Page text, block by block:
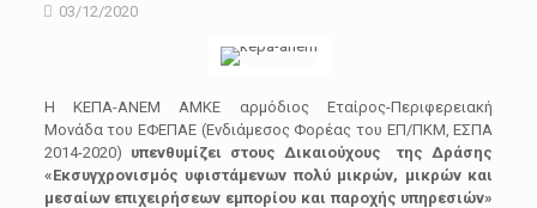
03/12/2020
Η ΚΕΠΑ-ΑΝΕΜ ΑΜΚΕ αρμόδιος Εταίρος-Περιφερειακή
Μονάδα του ΕΦΕΠΑΕ (Ενδιάμεσος Φορέας του ΕΠ/ΠΚΜ, ΕΣΠΑ
2014-2020) υπενθυμίζει στους Δικαιούχους της Δράσης
«Εκσυγχρονισμός υφιστάμενων πολύ μικρών, μικρών και
μεσαίων επιχειρήσεων εμπορίου και παροχής υπηρεσιών»